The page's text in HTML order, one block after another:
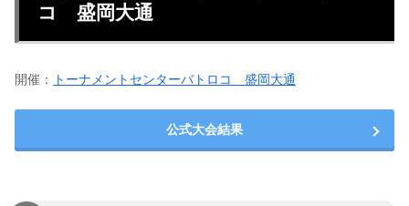
コ 盛岡大通
開催： トーナメントセンターバトロコ 盛岡大通
公式大会結果